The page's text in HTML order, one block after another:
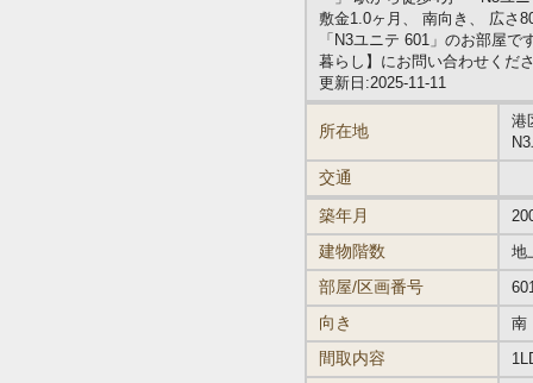
敷金1.0ヶ月、 南向き、 広さ
「N3ユニテ 601」のお部屋
暮らし】にお問い合わせくだ
更新日:2025-11-11
所在地
港
交通
築年月
建物階数 地
部屋/区画番号
向き 南
間取内容